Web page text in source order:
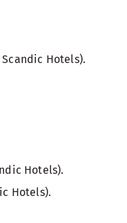
Hotels).
Hotels).
Hotels).